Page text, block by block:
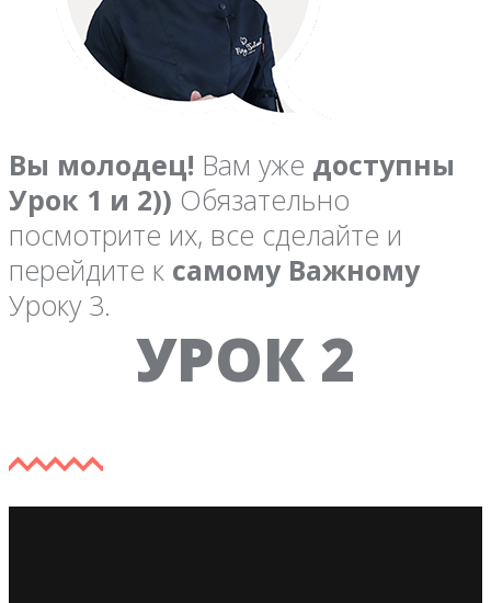
Вы молодец! Вам уже доступны
Урок 1 и 2)) Обязательно
посмотрите их, все сделайте и
перейдите к самому Важному
Уроку 3.
УРОК 2